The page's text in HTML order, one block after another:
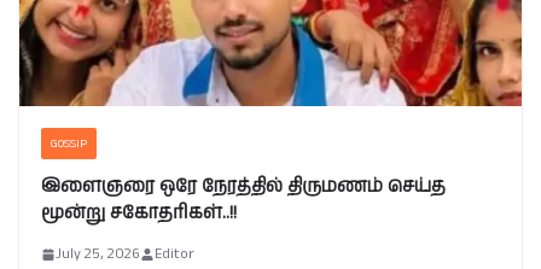
GOSSIP
இளைஞரை ஒரே நேரத்தில் திருமணம் செய்த
மூன்று சகோதரிகள்..!!
July 25, 2026 Editor